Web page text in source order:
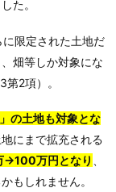
た。
限定された土地だ
畑等しか対象にな
2項）。
の土地も対象とな
にまで拡充される
→100万円となり
もしれません。